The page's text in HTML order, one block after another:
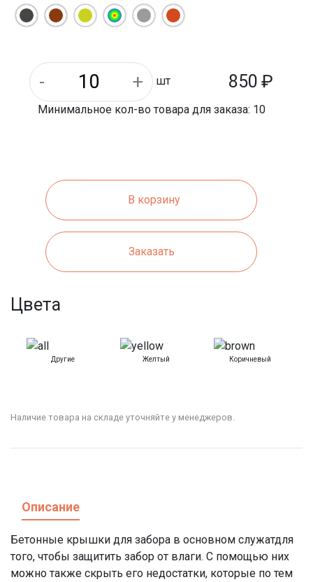
шт 850 ₽
Минимальное кол-во товара для заказа: 10
В корзину
Заказать
Цвета
Другие Желтый Коричневый
Наличие товара на складе уточняйте у менеджеров.
Описание
Бетонные крышки для забора в основном служатдля
того, чтобы защитить забор от влаги. С помощью них
можно также скрыть его недостатки, которые по тем